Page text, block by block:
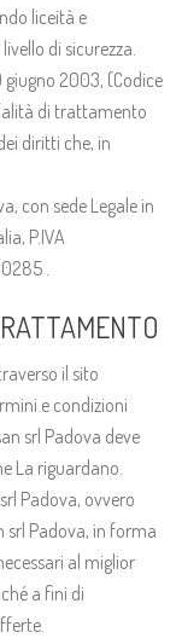
liceità e
di sicurezza.
giugno 2003, (Codice
di trattamento
diritti che, in
con sede Legale in
P.IVA
.
il sito
e condizioni
srl Padova deve
La riguardano.
Padova, ovvero
Padova, in forma
al miglior
a fini di